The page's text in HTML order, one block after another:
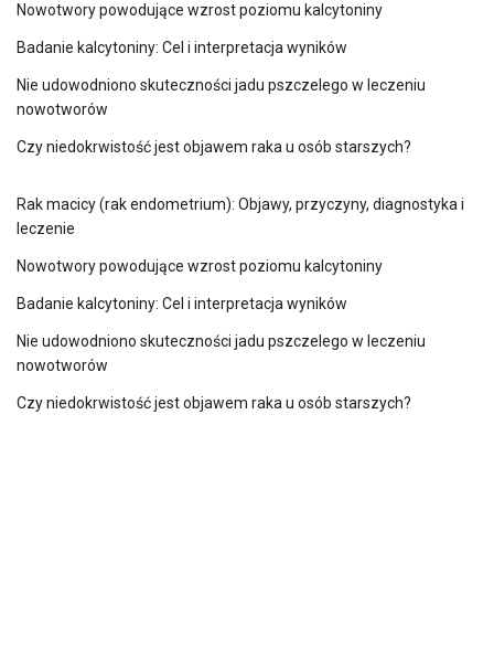
Nowotwory powodujące wzrost poziomu kalcytoniny
Badanie kalcytoniny: Cel i interpretacja wyników
Nie udowodniono skuteczności jadu pszczelego w leczeniu
nowotworów
Czy niedokrwistość jest objawem raka u osób starszych?
Rak macicy (rak endometrium): Objawy, przyczyny, diagnostyka i
leczenie
Nowotwory powodujące wzrost poziomu kalcytoniny
Badanie kalcytoniny: Cel i interpretacja wyników
Nie udowodniono skuteczności jadu pszczelego w leczeniu
nowotworów
Czy niedokrwistość jest objawem raka u osób starszych?